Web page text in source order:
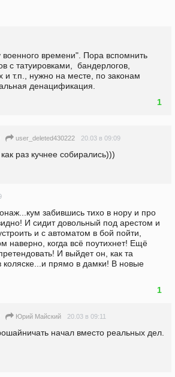
времени". Пора вспомнить
с татуировками,  бандерлогов,
и т.п., нужно на месте, по законам
денацификация.
1
user_deleted430222 20.03 в 09:09
раз кучнее собирались)))
забившись тихо в нору и про
И сидит довольный под арестом и
и с автоматом в бой пойти,
наверно, когда всё поутихнет! Ещё
И выйдет он, как та
прямо в дамки! В новые
1
Юрий Майский 20.03 в 09:11
начал вместо реальных дел.